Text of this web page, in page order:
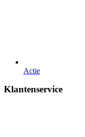
Actie
Klantenservice